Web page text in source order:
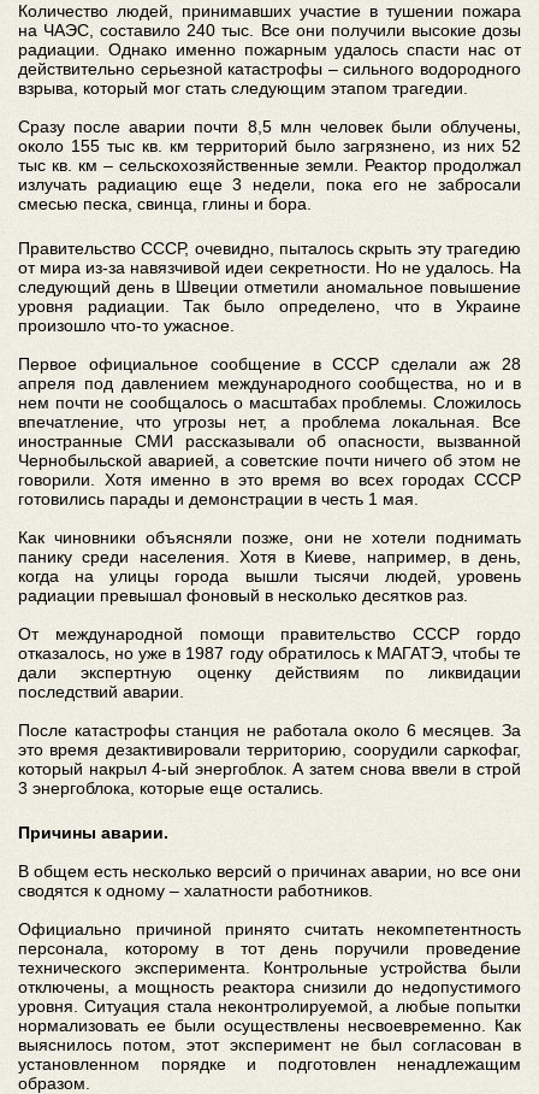
Количество людей, принимавших участие в тушении пожара
на ЧАЭС, составило 240 тыс. Все они получили высокие дозы
радиации. Однако именно пожарным удалось спасти нас от
действительно серьезной катастрофы – сильного водородного
взрыва, который мог стать следующим этапом трагедии.
Сразу после аварии почти 8,5 млн человек были облучены,
около 155 тыс кв. км территорий было загрязнено, из них 52
тыс кв. км – сельскохозяйственные земли. Реактор продолжал
излучать радиацию еще 3 недели, пока его не забросали
смесью песка, свинца, глины и бора.
Правительство СССР, очевидно, пыталось скрыть эту трагедию
от мира из-за навязчивой идеи секретности. Но не удалось. На
следующий день в Швеции отметили аномальное повышение
уровня радиации. Так было определено, что в Украине
произошло что-то ужасное.
Первое официальное сообщение в СССР сделали аж 28
апреля под давлением международного сообщества, но и в
нем почти не сообщалось о масштабах проблемы. Сложилось
впечатление, что угрозы нет, а проблема локальная. Все
иностранные СМИ рассказывали об опасности, вызванной
Чернобыльской аварией, а советские почти ничего об этом не
говорили. Хотя именно в это время во всех городах СССР
готовились парады и демонстрации в честь 1 мая.
Как чиновники объясняли позже, они не хотели поднимать
панику среди населения. Хотя в Киеве, например, в день,
когда на улицы города вышли тысячи людей, уровень
радиации превышал фоновый в несколько десятков раз.
От международной помощи правительство СССР гордо
отказалось, но уже в 1987 году обратилось к МАГАТЭ, чтобы те
дали экспертную оценку действиям по ликвидации
последствий аварии.
После катастрофы станция не работала около 6 месяцев. За
это время дезактивировали территорию, соорудили саркофаг,
который накрыл 4-ый энергоблок. А затем снова ввели в строй
3 энергоблока, которые еще остались.
Причины аварии.
В общем есть несколько версий о причинах аварии, но все они
сводятся к одному – халатности работников.
Официально причиной принято считать некомпетентность
персонала, которому в тот день поручили проведение
технического эксперимента. Контрольные устройства были
отключены, а мощность реактора снизили до недопустимого
уровня. Ситуация стала неконтролируемой, а любые попытки
нормализовать ее были осуществлены несвоевременно. Как
выяснилось потом, этот эксперимент не был согласован в
установленном порядке и подготовлен ненадлежащим
образом.